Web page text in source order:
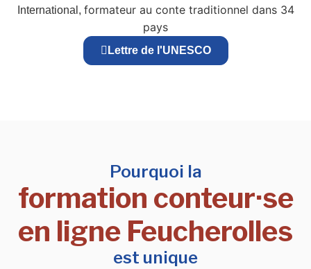
International, formateur au conte traditionnel dans 34
pays
Lettre de l'UNESCO
Pourquoi la
formation conteur·se
en ligne Feucherolles
est unique